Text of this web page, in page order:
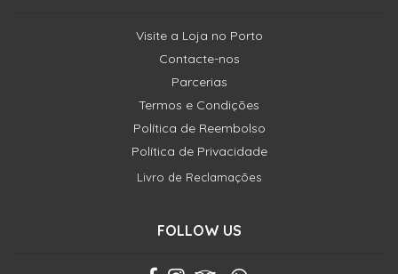
Visite a Loja no Porto
Contacte-nos
Parcerias
Termos e Condições
Política de Reembolso
Política de Privacidade
Livro de Reclamações
FOLLOW US